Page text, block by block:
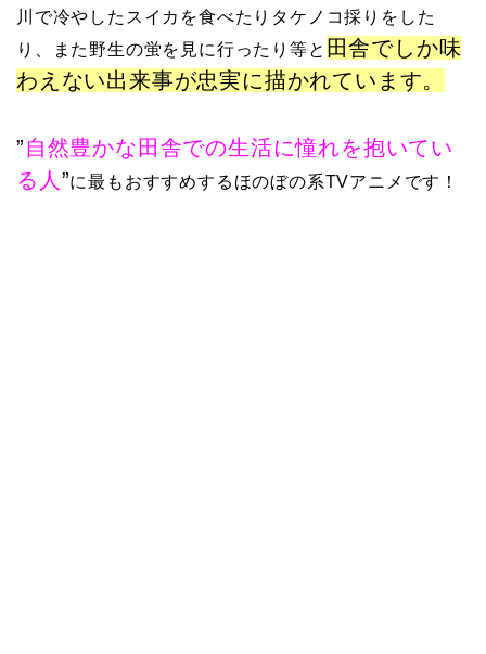
川で冷やしたスイカを食べたりタケノコ採りをした
り、また野生の蛍を見に行ったり等と 田舎でしか味
わえない出来事が忠実に描かれています。
”自然豊かな田舎での生活に憧れを抱いてい
る人 ”に最もおすすめするほのぼの系TVアニメです！